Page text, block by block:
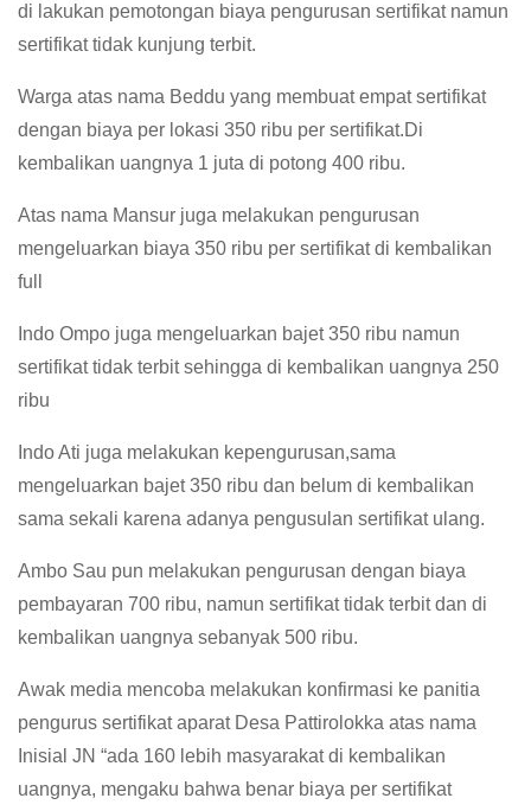
di lakukan pemotongan biaya pengurusan sertifikat namun
sertifikat tidak kunjung terbit.
Warga atas nama Beddu yang membuat empat sertifikat
dengan biaya per lokasi 350 ribu per sertifikat.Di
kembalikan uangnya 1 juta di potong 400 ribu.
Atas nama Mansur juga melakukan pengurusan
mengeluarkan biaya 350 ribu per sertifikat di kembalikan
full
Indo Ompo juga mengeluarkan bajet 350 ribu namun
sertifikat tidak terbit sehingga di kembalikan uangnya 250
ribu
Indo Ati juga melakukan kepengurusan,sama
mengeluarkan bajet 350 ribu dan belum di kembalikan
sama sekali karena adanya pengusulan sertifikat ulang.
Ambo Sau pun melakukan pengurusan dengan biaya
pembayaran 700 ribu, namun sertifikat tidak terbit dan di
kembalikan uangnya sebanyak 500 ribu.
Awak media mencoba melakukan konfirmasi ke panitia
pengurus sertifikat aparat Desa Pattirolokka atas nama
Inisial JN “ada 160 lebih masyarakat di kembalikan
uangnya, mengaku bahwa benar biaya per sertifikat